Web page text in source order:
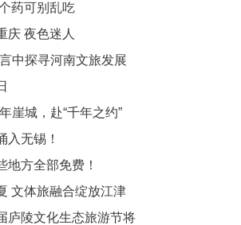
可能致瘫
药可别乱吃
庆 夜色迷人
中探寻河南文旅发展
崖城，赴“千年之约”
入无锡！
地方全部免费！
文体旅融合绽放江津
庐陵文化生态旅游节将